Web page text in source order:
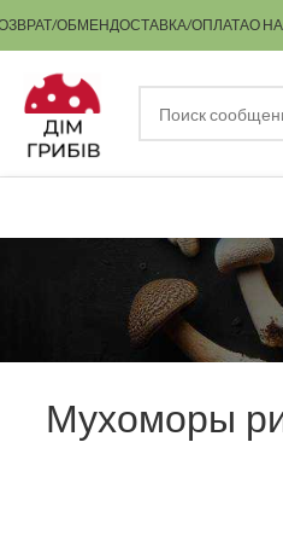
ОБМЕНДОСТАВКА/ОПЛАТАО
Мухоморы